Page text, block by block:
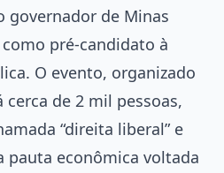
governador de Minas
pré-candidato à
O evento, organizado
cerca de 2 mil pessoas,
“direita liberal” e
pauta econômica voltada